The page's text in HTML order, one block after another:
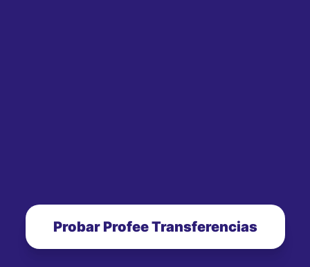
Probar Profee Transferencias